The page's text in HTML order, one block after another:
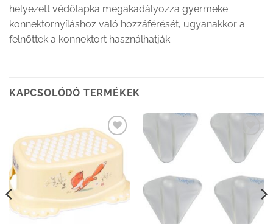
helyezett védőlapka megakadályozza gyermeke
konnektornyíláshoz való hozzáférését, ugyanakkor a
felnőttek a konnektort használhatják.
KAPCSOLÓDÓ TERMÉKEK
Kedvenceimhez
adom
Kedvenceimhez
adom